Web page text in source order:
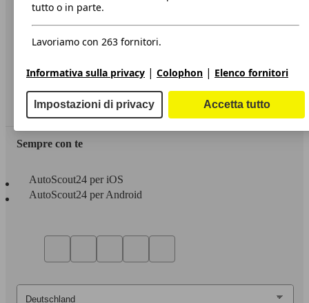
Informazioni
Area rivenditori
Sempre con te
AutoScout24 per iOS
AutoScout24 per Android
tutto o in parte.
Lavoriamo con 263 fornitori.
Informativa sulla privacy | Colophon | Elenco fornitori
Impostazioni di privacy Accetta tutto